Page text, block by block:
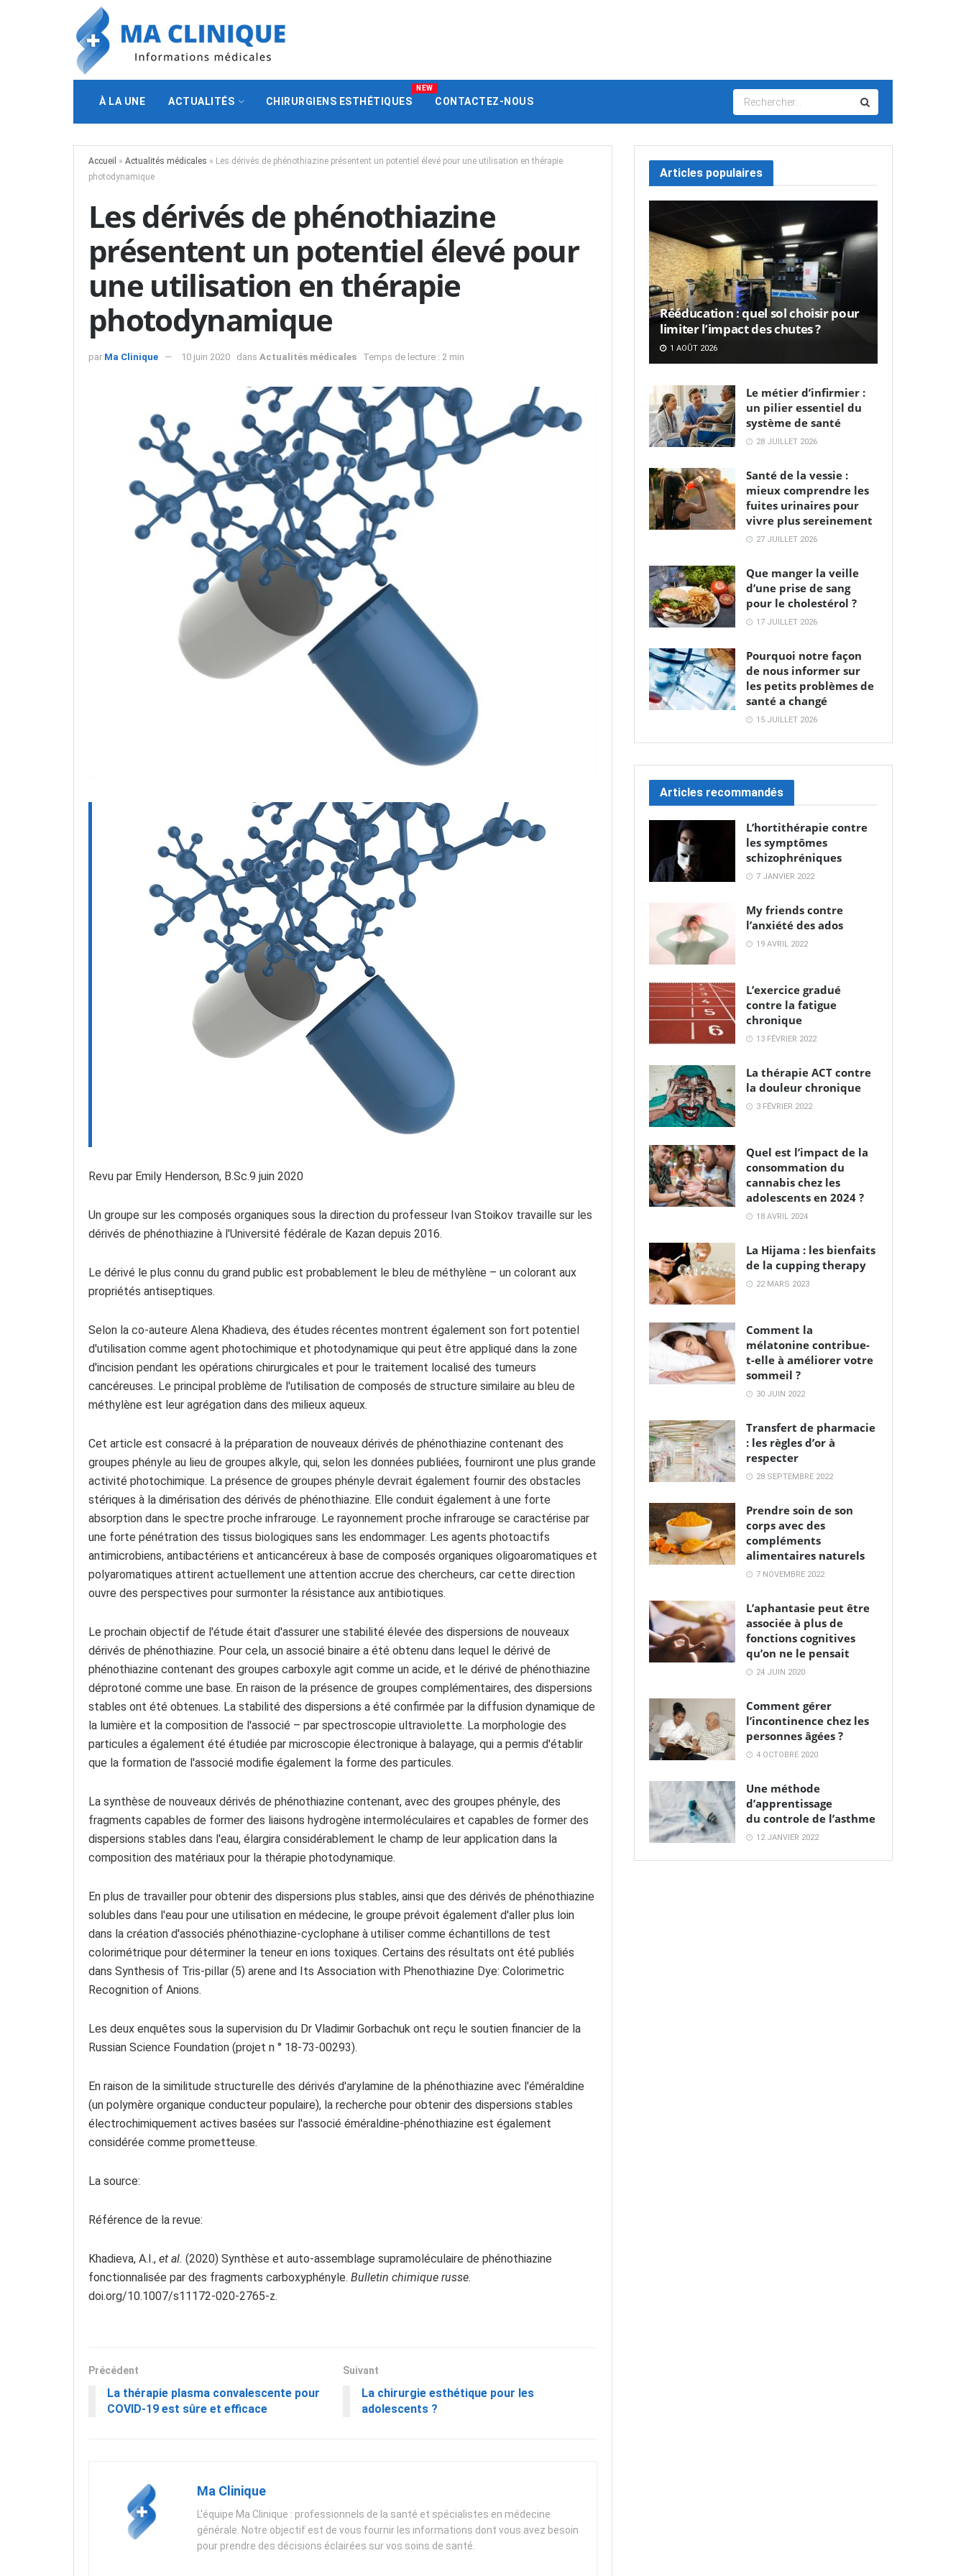
À LA UNE ACTUALITÉS CHIRURGIENS ESTHÉTIQUES
NEW
CONTACTEZ-NOUS
Accueil » Actualités médicales » Les dérivés de phénothiazine présentent un potentiel élevé pour une utilisation en thérapie
photodynamique
Les dérivés de phénothiazine
présentent un potentiel élevé pour
une utilisation en thérapie
photodynamique
par Ma Clinique 10 juin 2020 dans Actualités médicales Temps de lecture : 2 min
Revu par Emily Henderson, B.Sc.9 juin 2020
Un groupe sur les composés organiques sous la direction du professeur Ivan Stoikov travaille sur les
dérivés de phénothiazine à l'Université fédérale de Kazan depuis 2016.
Le dérivé le plus connu du grand public est probablement le bleu de méthylène – un colorant aux
propriétés antiseptiques.
Selon la co-auteure Alena Khadieva, des études récentes montrent également son fort potentiel
d'utilisation comme agent photochimique et photodynamique qui peut être appliqué dans la zone
d'incision pendant les opérations chirurgicales et pour le traitement localisé des tumeurs
cancéreuses. Le principal problème de l'utilisation de composés de structure similaire au bleu de
méthylène est leur agrégation dans des milieux aqueux.
Cet article est consacré à la préparation de nouveaux dérivés de phénothiazine contenant des
groupes phényle au lieu de groupes alkyle, qui, selon les données publiées, fourniront une plus grande
activité photochimique. La présence de groupes phényle devrait également fournir des obstacles
stériques à la dimérisation des dérivés de phénothiazine. Elle conduit également à une forte
absorption dans le spectre proche infrarouge. Le rayonnement proche infrarouge se caractérise par
une forte pénétration des tissus biologiques sans les endommager. Les agents photoactifs
antimicrobiens, antibactériens et anticancéreux à base de composés organiques oligoaromatiques et
polyaromatiques attirent actuellement une attention accrue des chercheurs, car cette direction
ouvre des perspectives pour surmonter la résistance aux antibiotiques.
Le prochain objectif de l'étude était d'assurer une stabilité élevée des dispersions de nouveaux
dérivés de phénothiazine. Pour cela, un associé binaire a été obtenu dans lequel le dérivé de
phénothiazine contenant des groupes carboxyle agit comme un acide, et le dérivé de phénothiazine
déprotoné comme une base. En raison de la présence de groupes complémentaires, des dispersions
stables ont été obtenues. La stabilité des dispersions a été confirmée par la diffusion dynamique de
la lumière et la composition de l'associé – par spectroscopie ultraviolette. La morphologie des
particules a également été étudiée par microscopie électronique à balayage, qui a permis d'établir
que la formation de l'associé modifie également la forme des particules.
La synthèse de nouveaux dérivés de phénothiazine contenant, avec des groupes phényle, des
fragments capables de former des liaisons hydrogène intermoléculaires et capables de former des
dispersions stables dans l'eau, élargira considérablement le champ de leur application dans la
composition des matériaux pour la thérapie photodynamique.
En plus de travailler pour obtenir des dispersions plus stables, ainsi que des dérivés de phénothiazine
solubles dans l'eau pour une utilisation en médecine, le groupe prévoit également d'aller plus loin
dans la création d'associés phénothiazine-cyclophane à utiliser comme échantillons de test
colorimétrique pour déterminer la teneur en ions toxiques. Certains des résultats ont été publiés
dans Synthesis of Tris-pillar (5) arene and Its Association with Phenothiazine Dye: Colorimetric
Recognition of Anions.
Les deux enquêtes sous la supervision du Dr Vladimir Gorbachuk ont ​​reçu le soutien financier de la
Russian Science Foundation (projet n ° 18-73-00293).
En raison de la similitude structurelle des dérivés d'arylamine de la phénothiazine avec l'éméraldine
(un polymère organique conducteur populaire), la recherche pour obtenir des dispersions stables
électrochimiquement actives basées sur l'associé éméraldine-phénothiazine est également
considérée comme prometteuse.
La source:
Référence de la revue:
Khadieva, A.I., et al. (2020) Synthèse et auto-assemblage supramoléculaire de phénothiazine
fonctionnalisée par des fragments carboxyphényle. Bulletin chimique russe.
doi.org/10.1007/s11172-020-2765-z.
Précédent
La thérapie plasma convalescente pour
COVID-19 est sûre et efficace
Suivant
La chirurgie esthétique pour les
adolescents ?
Ma Clinique
L'équipe Ma Clinique : professionnels de la santé et spécialistes en médecine
générale. Notre objectif est de vous fournir les informations dont vous avez besoin
pour prendre des décisions éclairées sur vos soins de santé.
Articles populaires
Rééducation : quel sol choisir pour
limiter l’impact des chutes ?
1 AOÛT 2026
Le métier d’infirmier :
un pilier essentiel du
système de santé
28 JUILLET 2026
Santé de la vessie :
mieux comprendre les
fuites urinaires pour
vivre plus sereinement
27 JUILLET 2026
Que manger la veille
d’une prise de sang
pour le cholestérol ?
17 JUILLET 2026
Pourquoi notre façon
de nous informer sur
les petits problèmes de
santé a changé
15 JUILLET 2026
Articles recommandés
L’hortithérapie contre
les symptômes
schizophréniques
7 JANVIER 2022
My friends contre
l’anxiété des ados
19 AVRIL 2022
L’exercice gradué
contre la fatigue
chronique
13 FÉVRIER 2022
La thérapie ACT contre
la douleur chronique
3 FÉVRIER 2022
Quel est l’impact de la
consommation du
cannabis chez les
adolescents en 2024 ?
18 AVRIL 2024
La Hijama : les bienfaits
de la cupping therapy
22 MARS 2023
Comment la
mélatonine contribue-
t-elle à améliorer votre
sommeil ?
30 JUIN 2022
Transfert de pharmacie
: les règles d’or à
respecter
28 SEPTEMBRE 2022
Prendre soin de son
corps avec des
compléments
alimentaires naturels
7 NOVEMBRE 2022
L’aphantasie peut être
associée à plus de
fonctions cognitives
qu’on ne le pensait
24 JUIN 2020
Comment gérer
l’incontinence chez les
personnes âgées ?
4 OCTOBRE 2020
Une méthode
d’apprentissage
du controle de l’asthme
12 JANVIER 2022